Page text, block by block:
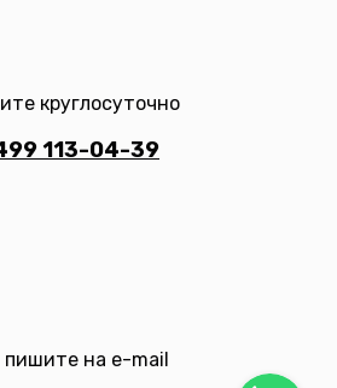
круглосуточно
113-04-39
пишите на e-mail